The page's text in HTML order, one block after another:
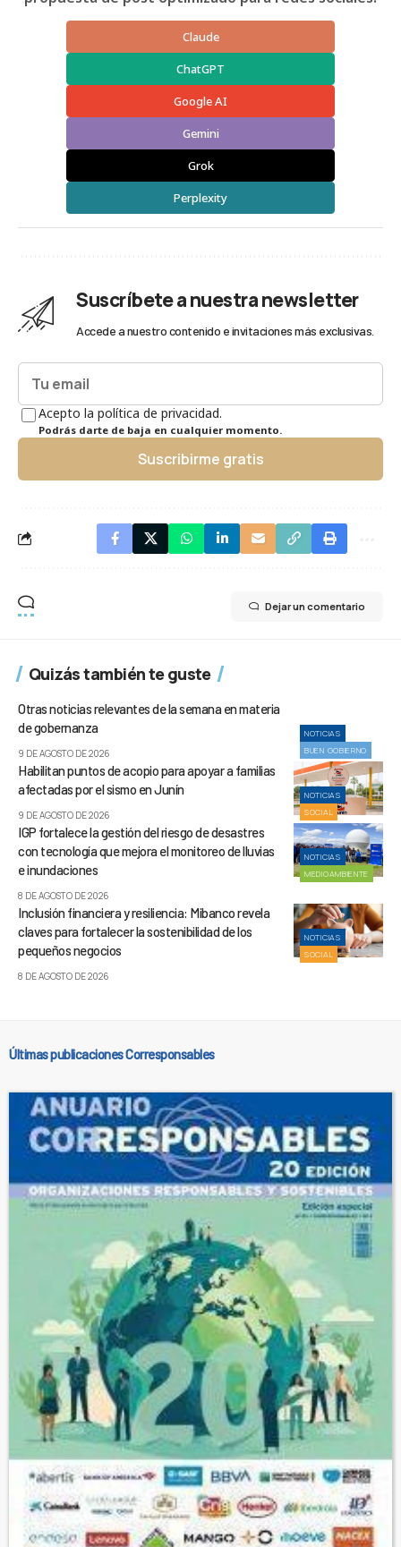
Claude
ChatGPT
Google AI
Gemini
Grok
Perplexity
Suscríbete a nuestra newsletter
Accede a nuestro contenido e invitaciones más exclusivas.
Acepto la política de privacidad.
Podrás darte de baja en cualquier momento.
Suscribirme gratis
Dejar un comentario
Quizás también te guste
NOTICIAS
BUEN GOBIERNO
Otras noticias relevantes de la semana en materia
de gobernanza
9 DE AGOSTO DE 2026
NOTICIAS
SOCIAL
Habilitan puntos de acopio para apoyar a familias
afectadas por el sismo en Junín
9 DE AGOSTO DE 2026
NOTICIAS
MEDIOAMBIENTE
IGP fortalece la gestión del riesgo de desastres
con tecnología que mejora el monitoreo de lluvias
e inundaciones
8 DE AGOSTO DE 2026
NOTICIAS
SOCIAL
Inclusión financiera y resiliencia: Mibanco revela
claves para fortalecer la sostenibilidad de los
pequeños negocios
8 DE AGOSTO DE 2026
Últimas publicaciones Corresponsables